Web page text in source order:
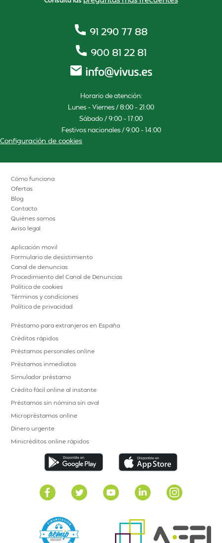
91 290 77 88
900 81 22 81
Horario de atención:
Lunes – Viernes / 8:00 – 21:00
Sábado / 9:00 – 17:00
Festivos nacionales / 9:00 – 14:00
Configuración de cookies
Cómo funciona
Ofertas
Blog
Contacto
Quiénes somos
Aviso legal
Aplicación movil
Formulario de desistimiento
Canal de denuncias
Procedimiento del Canal de Denuncias
Política de cookies
Términos y condiciones
Política de privacidad
Préstamo para extranjeros en España
Créditos rápidos
Préstamos personales online
Préstamos inmediatos
Simulador préstamo
Crédito fácil online al instante
Préstamos sin nómina sin aval
Micropréstamos online
Dinero urgente
Minicréditos online rápidos